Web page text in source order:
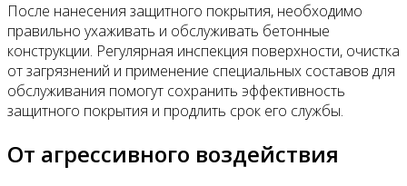
После нанесения защитного покрытия, необходимо
правильно ухаживать и обслуживать бетонные
конструкции. Регулярная инспекция поверхности, очистка
от загрязнений и применение специальных составов для
обслуживания помогут сохранить эффективность
защитного покрытия и продлить срок его службы.
От агрессивного воздействия